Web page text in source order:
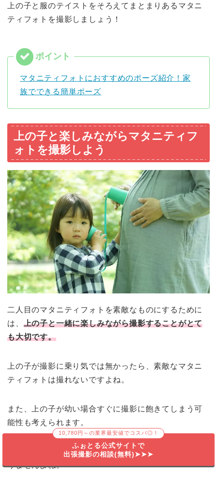
上の子と服のテイストをそろえてまとまりあるマタニ
ティフォトを撮影しましょう！
マタニティフォトにおすすめのポーズ紹介！家
族でできる簡単ポーズ
上の子と楽しみながらマタニティフ
ォトを撮影しよう
二人目のマタニティフォトを素敵なものにするために
は、 上の子と一緒に楽しみながら撮影することがとて
も大切です。
上の子が撮影に乗り気では無かったら、素敵なマタニ
ティフォトは撮れないですよね。
また、上の子が幼い場合すぐに撮影に飽きてしまう可
能性も考えられます。
そうなってしまってはマタニティフォトどころではあ
りませんよね。
10,780円～の業界最安値でコスパ◎！
ふぉとる公式サイトで
出張撮影の相談(無料)➤➤➤